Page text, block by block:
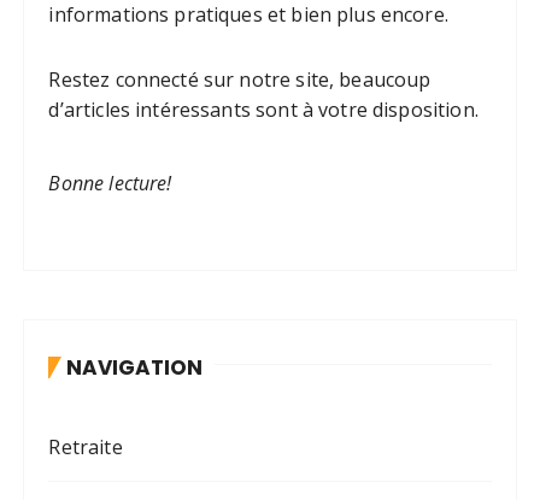
informations pratiques et bien plus encore.
Restez connecté sur notre site, beaucoup
d’articles intéressants sont à votre disposition.
Bonne lecture!
NAVIGATION
Retraite